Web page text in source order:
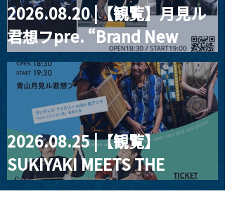
2026.08.20 |【観覧】月見ル
君想フpre. “Brand New
Moon #3”
2026.08.25 |【観覧】
SUKIYAKI MEETS THE
WORLD presentsLINDIGO